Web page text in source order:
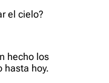
el cielo?
hecho los
hasta hoy.